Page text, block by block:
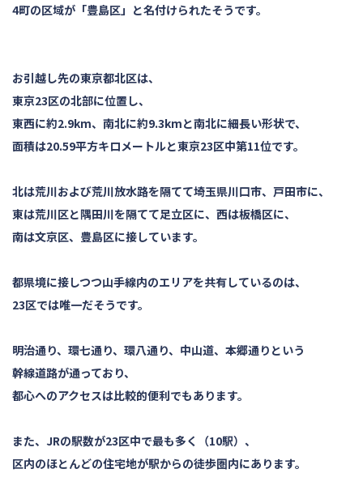
4町の区域が「豊島区」と名付けられたそうです。
お引越し先の東京都北区は、
東京23区の北部に位置し、
東西に約2.9km、南北に約9.3kmと南北に細長い形状で、
面積は20.59平方キロメートルと東京23区中第11位です。
北は荒川および荒川放水路を隔てて埼玉県川口市、戸田市に、
東は荒川区と隅田川を隔てて足立区に、西は板橋区に、
南は文京区、豊島区に接しています。
都県境に接しつつ山手線内のエリアを共有しているのは、
23区では唯一だそうです。
明治通り、環七通り、環八通り、中山道、本郷通りという
幹線道路が通っており、
都心へのアクセスは比較的便利でもあります。
また、JRの駅数が23区中で最も多く（10駅）、
区内のほとんどの住宅地が駅からの徒歩圏内にあります。